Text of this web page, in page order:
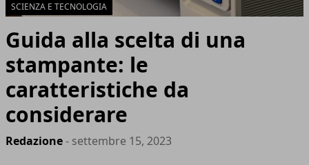
SCIENZA E TECNOLOGIA
Guida alla scelta di una
stampante: le
caratteristiche da
considerare
Redazione- settembre 15, 2023